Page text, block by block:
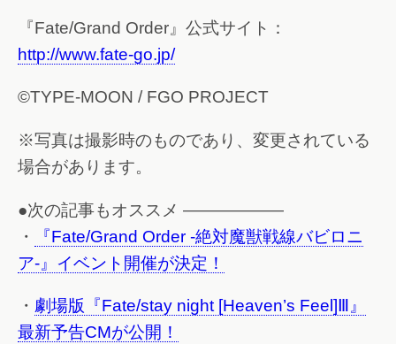
『Fate/Grand Order』公式サイト：
http://www.fate-go.jp/
©TYPE-MOON / FGO PROJECT
※写真は撮影時のものであり、変更されている
場合があります。
●次の記事もオススメ ——————
・
『Fate/Grand Order -絶対魔獣戦線バビロニ
ア-』イベント開催が決定！
・ 劇場版『Fate/stay night [Heaven’s Feel]Ⅲ』
最新予告CMが公開！